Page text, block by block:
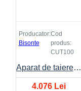
Producator:
Bisonte
Cod
produs:
CUT100
Aparat de taiere cu plasma BISONTE CUT-100 20A-100A 400V
4.076 Lei